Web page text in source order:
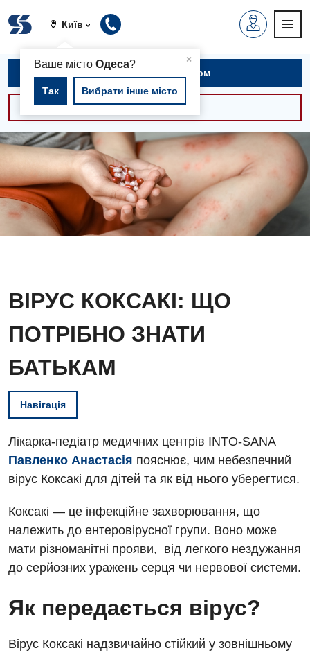
Київ
×
Ваше містоОдеса?
Так Вибрати інше місто
Записатися на прийом
Консультації -30%
ВІРУС КОКСАКІ: ЩО
ПОТРІБНО ЗНАТИ
БАТЬКАМ
Навігація
Лікарка-педіатр медичних центрів INTO-SANA
Павленко Анастасія пояснює, чим небезпечний
вірус Коксакі для дітей та як від нього уберегтися.
Коксакі — це інфекційне захворювання, що
належить до ентеровірусної групи. Воно може
мати різноманітні прояви, від легкого нездужання
до серйозних уражень серця чи нервової системи.
Як передається вірус?
Вірус Коксакі надзвичайно стійкий у зовнішньому